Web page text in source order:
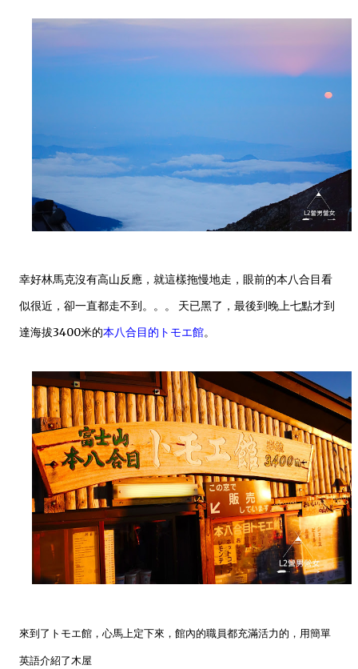
幸好林馬克沒有高山反應，就這樣拖慢地走，眼前的本八合目看
似很近，卻一直都走不到。。。 天已黑了，最後到晚上七點才到
達海拔3400米的本八合目的 トモエ館。
來到了 トモエ館，心馬上定下來，館內的職員都充滿活力的，用簡單
英語介紹了木屋